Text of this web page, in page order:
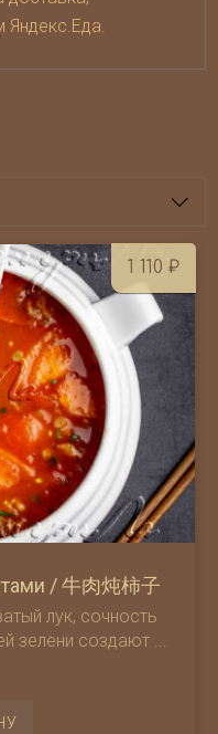
Яндекс.Еда.
/ 牛肉炖柿子
1 110 ₽
лук, сочность
зелени создают ...